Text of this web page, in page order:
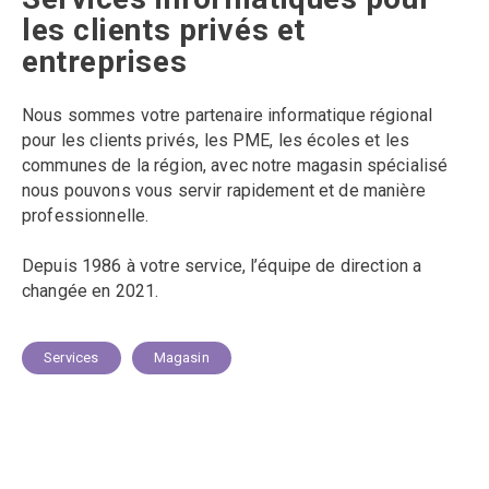
les clients privés et
entreprises
Nous sommes votre partenaire informatique régional
pour les clients privés, les PME, les écoles et les
communes de la région, avec notre magasin spécialisé
nous pouvons vous servir rapidement et de manière
professionnelle.
Depuis 1986 à votre service, l’équipe de direction a
changée en 2021.
Services Magasin